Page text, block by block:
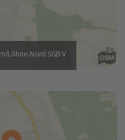
Löhne-Nord SGB V